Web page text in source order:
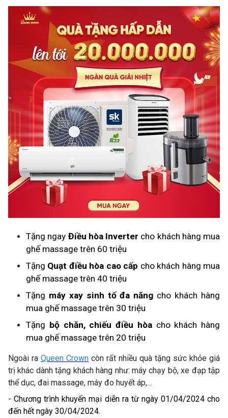
Tặng ngay Điều hòa Inverter cho khách hàng mua
ghế massage trên 60 triệu
Tặng Quạt điều hòa cao cấp cho khách hàng mua
ghế massage trên 40 triệu
Tặng máy xay sinh tố đa năng cho khách hàng
mua ghế massage trên 30 triệu
Tặng bộ chăn, chiếu điều hòacho khách hàng
mua ghế massage trên 20 triệu
Ngoài ra Queen Crown còn rất nhiều quà tặng sức khỏe giá
trị khác dành tặng khách hàng như: máy chạy bộ, xe đạp tập
thể dục, đai massage, máy đo huyết áp,...
- Chương trình khuyến mại diễn ra từ ngày 01/04/2024 cho
đến hết ngày 30/04/2024.